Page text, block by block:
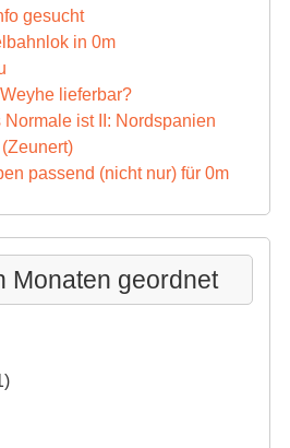
gesucht
in 0m
lieferbar?
ist II: Nordspanien
passend (nicht nur) für 0m
Monaten geordnet